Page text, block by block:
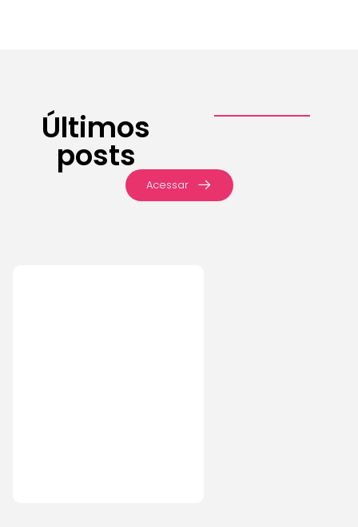
Últimos
posts
Acessar